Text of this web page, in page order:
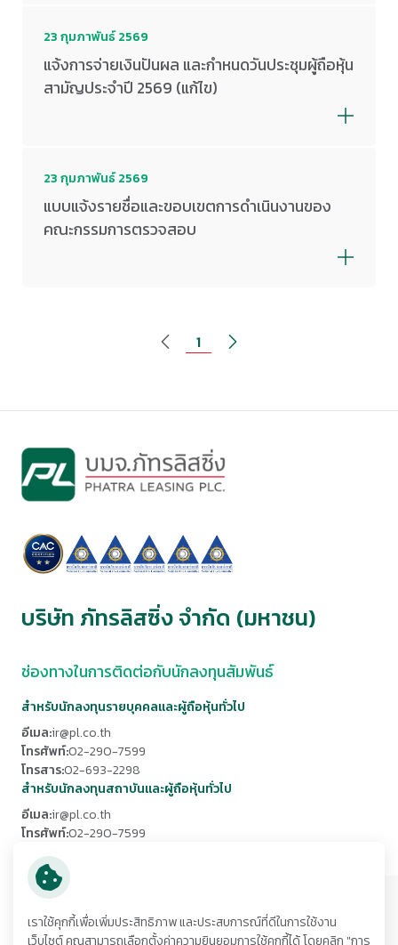
23 กุมภาพันธ์ 2569
แจ้งการจ่ายเงินปันผล และกำหนดวันประชุมผู้ถือหุ้น
สามัญประจำปี 2569 (แก้ไข)
23 กุมภาพันธ์ 2569
แบบแจ้งรายชื่อและขอบเขตการดำเนินงานของ
คณะกรรมการตรวจสอบ
1
บริษัท ภัทรลิสซิ่ง จำกัด (มหาชน)
ช่องทางในการติดต่อกับนักลงทุนสัมพันธ์
สำหรับนักลงทุนรายบุคคลและผู้ถือหุ้นทั่วไป
อีเมล:ir@pl.co.th
โทรศัพท์:02-290-7599
โทรสาร:02-693-2298
สำหรับนักลงทุนสถาบันและผู้ถือหุ้นทั่วไป
อีเมล:ir@pl.co.th
โทรศัพท์:02-290-7599
โทรสาร:
ที่อยู่:
252/6 อาคารเมืองไทยภัทรคอมเพล็กซ์ 1 ชั้น 29 ถนนรัชดาภิเษก
เราใช้คุกกี้เพื่อเพิ่มประสิทธิภาพ และประสบการณ์ที่ดีในการใช้งาน
เว็บไซต์ คุณสามารถเลือกตั้งค่าความยินยอมการใช้คุกกี้ได้ โดยคลิก "การ